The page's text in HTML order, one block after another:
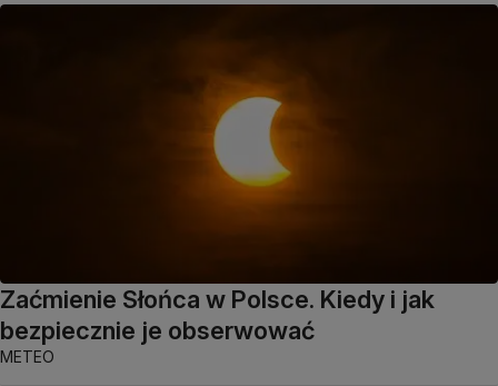
Zaćmienie Słońca w Polsce. Kiedy i jak
bezpiecznie je obserwować
METEO